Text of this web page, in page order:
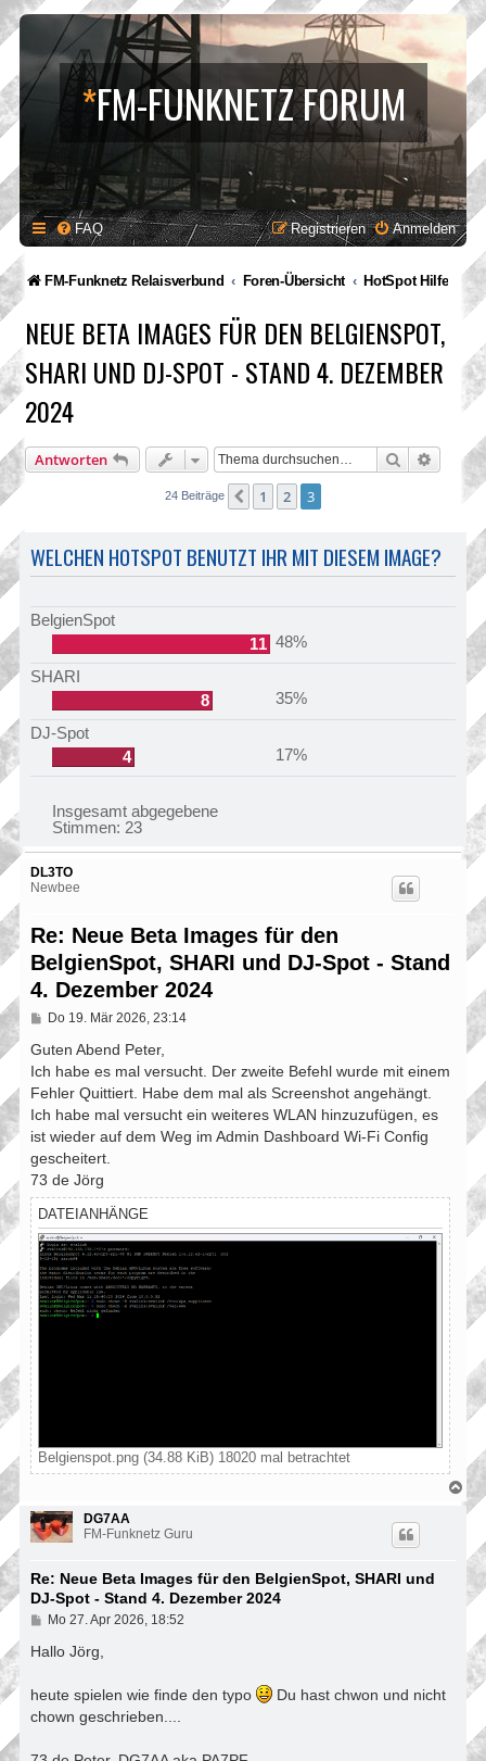
*FM-FUNKNETZ FORUM
FAQ Anmelden
Registrieren
FM-Funknetz Relaisverbund Foren-Übersicht HotSpot Hilfe
NEUE BETA IMAGES FÜR DEN BELGIENSPOT,
SHARI UND DJ-SPOT - STAND 4. DEZEMBER
2024
Antworten Suche
24 Beiträge Vorherige
1 2 3
WELCHEN HOTSPOT BENUTZT IHR MIT DIESEM IMAGE?
BelgienSpot
11 48%
SHARI
8
35%
DJ-Spot
4
17%
Insgesamt abgegebene
Stimmen: 23
DL3TO
Newbee
Re: Neue Beta Images für den
BelgienSpot, SHARI und DJ-Spot - Stand
4. Dezember 2024
B
i
t
r
a
g
Do 19. Mär 2026, 23:14
Guten Abend Peter,
Ich habe es mal versucht. Der zweite Befehl wurde mit einem
Fehler Quittiert. Habe dem mal als Screenshot angehängt.
Ich habe mal versucht ein weiteres WLAN hinzuzufügen, es
ist wieder auf dem Weg im Admin Dashboard Wi-Fi Config
gescheitert.
73 de Jörg
DATEIANHÄNGE
Belgienspot.png (34.88 KiB) 18020 mal betrachtet
a
c
b
n
DG7AA
FM-Funknetz Guru
Re: Neue Beta Images für den BelgienSpot, SHARI und
DJ-Spot - Stand 4. Dezember 2024
B
i
a
Mo 27. Apr 2026, 18:52
Hallo Jörg,
heute spielen wie finde den typo
Du hast chwon und nicht
chown geschrieben....